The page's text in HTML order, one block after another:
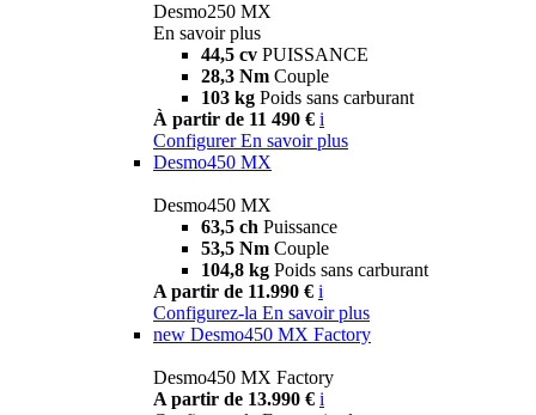
Desmo250 MX
En savoir plus
44,5 cv PUISSANCE
28,3 Nm Couple
103 kg Poids sans carburant
À partir de 11 490 € i
Configurer En savoir plus
Desmo450 MX
Desmo450 MX
63,5 ch Puissance
53,5 Nm Couple
104,8 kg Poids sans carburant
A partir de 11.990 € i
Configurez-la En savoir plus
new Desmo450 MX Factory
Desmo450 MX Factory
A partir de 13.990 € i